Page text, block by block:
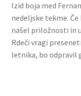
Izid boja med
nedeljske tekme.
našel priložnosti in
Rdeči vragi
letnika, bo odpravil